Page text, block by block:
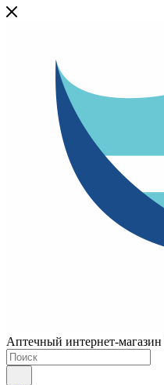
Аптечный интернет-